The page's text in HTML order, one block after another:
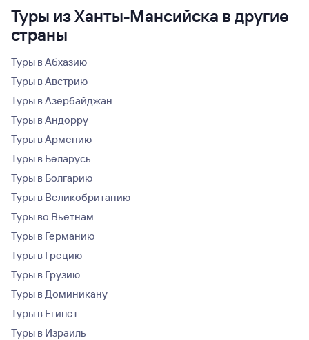
Туры из Ханты-Мансийска в другие
страны
Туры в Абхазию
Туры в Австрию
Туры в Азербайджан
Туры в Андорру
Туры в Армению
Туры в Беларусь
Туры в Болгарию
Туры в Великобританию
Туры во Вьетнам
Туры в Германию
Туры в Грецию
Туры в Грузию
Туры в Доминикану
Туры в Египет
Туры в Израиль